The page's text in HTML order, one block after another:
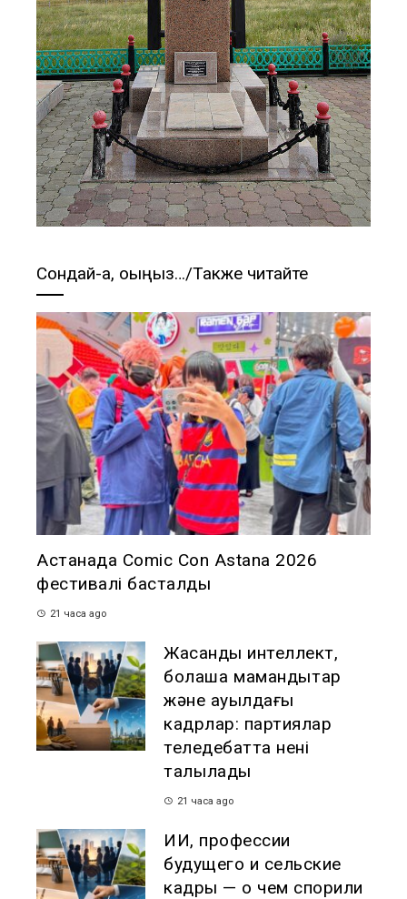
Сондай-ақ, оқыңыз…/Также читайте
Астанада Comic Con Astana 2026
фестивалі басталды
21 часа ago
Жасанды интеллект,
болашақ мамандықтар
және ауылдағы
кадрлар: партиялар
теледебатта нені
талқылады
21 часа ago
ИИ, профессии
будущего и сельские
кадры — о чем спорили